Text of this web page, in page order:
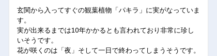
玄関から入ってすぐの観葉植物「パキラ」に実がなっていま
す。
実が出来るまでは10年かかるとも言われており非常に珍し
いそうです。
花が咲くのは「夜」そして一日で終わってしまうそうです。